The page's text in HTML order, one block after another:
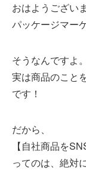
おはようございま
パッケージマー
そうなんですよ。
実は商品のこと
です！
だから、
【自社商品を
ってのは、絶対